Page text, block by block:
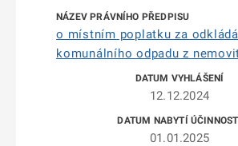
o místním poplatku za
komunálního odpadu z
12.12.2024
01.01.2025